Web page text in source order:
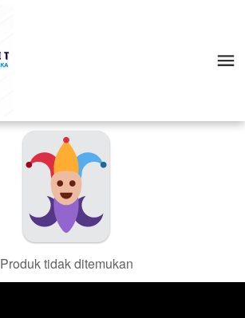
Produk tidak ditemukan